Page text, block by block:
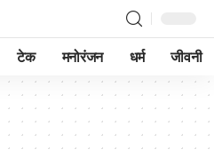
टेक मनोरंजन धर्म जीवनी